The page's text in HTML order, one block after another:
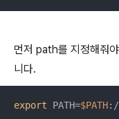
먼저 path를 지정해줘
니다.
export PATH=$PATH:/